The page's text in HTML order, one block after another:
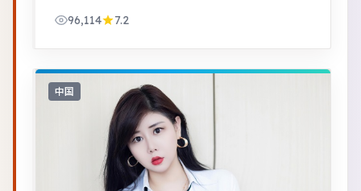
96,114
7.2
中国